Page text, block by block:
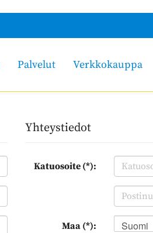
Palvelut Verkkokauppa
Yhteystiedot
Katuosoite (*):
Maa (*): Suomi